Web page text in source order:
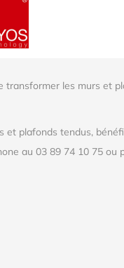
transformer les murs et
plafonds tendus,
au 03 89 74 10 75 ou